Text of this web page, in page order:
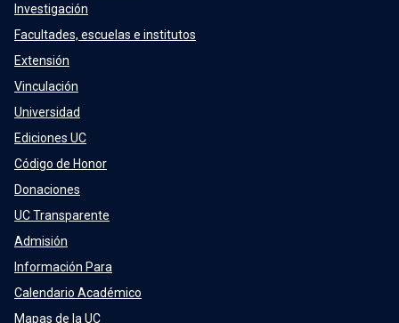
Investigación
Facultades, escuelas e institutos
Extensión
Vinculación
Universidad
Ediciones UC
Código de Honor
Donaciones
UC Transparente
Admisión
Información Para
Calendario Académico
Mapas de la UC